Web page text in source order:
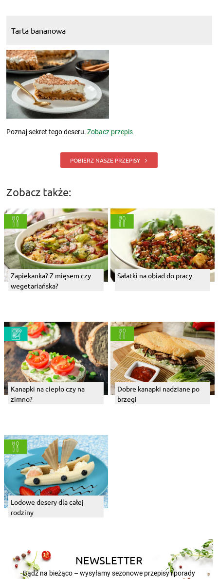
Tarta bananowa
Poznaj sekret tego deseru.Zobacz przepis
POBIERZ NASZE PRZEPISY
Zobacz także:
Zapiekanka? Z mięsem czy
wegetariańska?
Sałatki na obiad do pracy
Kanapki na ciepło czy na
zimno?
Dobre kanapki nadziane po
brzegi
Lodowe desery dla całej
rodziny
NEWSLETTER
Bądź na bieżąco – wysyłamy sezonowe przepisy i porady